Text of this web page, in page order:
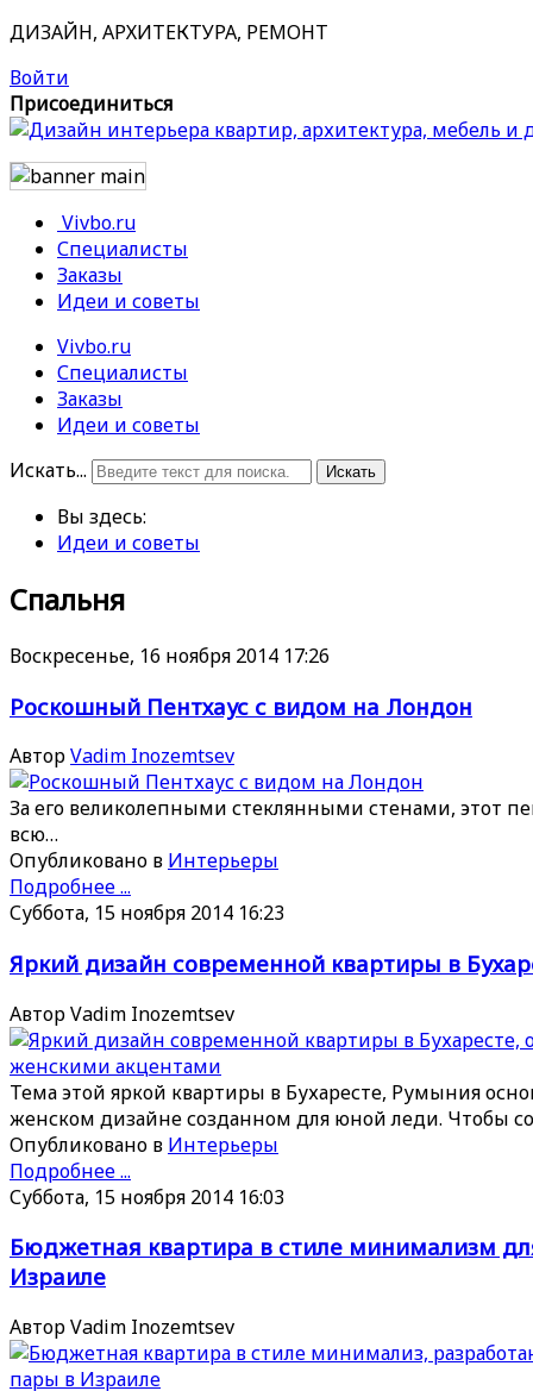
ДИЗАЙН, АРХИТЕКТУРА, РЕМОНТ
Войти
Присоединиться
Vivbo.ru
Специалисты
Заказы
Идеи и советы
Vivbo.ru
Специалисты
Заказы
Идеи и советы
Искать...
Искать
Вы здесь:
Идеи и советы
Спальня
Воскресенье, 16 ноября 2014 17:26
Роскошный Пентхаус с видом на Лондон
АвторVadim Inozemtsev
За его великолепными стеклянными стенами, этот
всю…
Опубликовано в Интерьеры
Подробнее ...
Суббота, 15 ноября 2014 16:23
Яркий дизайн современной квартиры в
Автор Vadim Inozemtsev
Тема этой яркой квартиры в Бухаресте, Румыния
женском дизайне созданном для юной леди. Чтобы
Опубликовано в Интерьеры
Подробнее ...
Суббота, 15 ноября 2014 16:03
Бюджетная квартира в стиле минимализм
Израиле
Автор Vadim Inozemtsev